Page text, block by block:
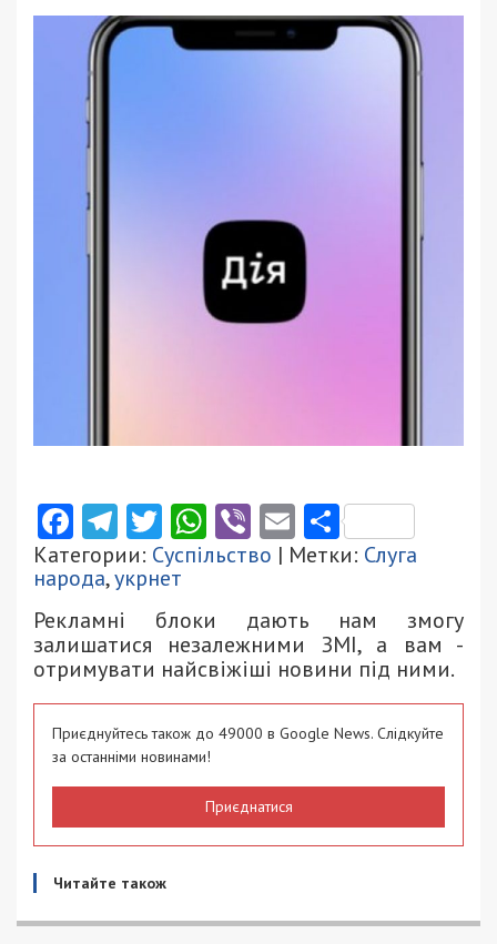
Facebook
Telegram
Twitter
WhatsApp
ViberEmail
Категории: Суспільство | Метки: Слуга
народа,укрнет
Рекламні блоки дають нам змогу
залишатися незалежними ЗМІ, а вам -
отримувати найсвіжіші новини під ними.
Приєднуйтесь також до 49000 в Google News. Слідкуйте
за останніми новинами!
Приєднатися
Читайте також